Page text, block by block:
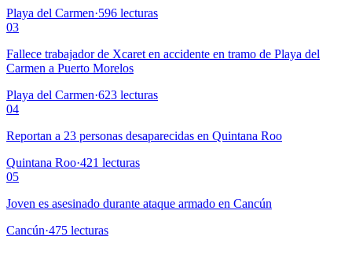
Playa del Carmen·596 lecturas
03
Fallece trabajador de Xcaret en accidente en tramo de Playa del
Carmen a Puerto Morelos
Playa del Carmen·623 lecturas
04
Reportan a 23 personas desaparecidas en Quintana Roo
Quintana Roo·421 lecturas
05
Joven es asesinado durante ataque armado en Cancún
Cancún·475 lecturas